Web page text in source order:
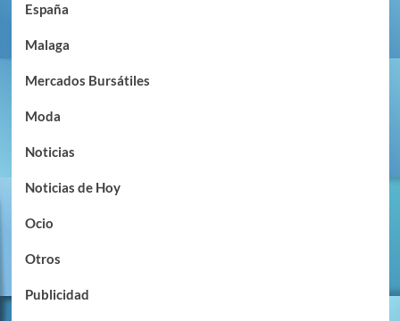
España
Malaga
Mercados Bursátiles
Moda
Noticias
Noticias de Hoy
Ocio
Otros
Publicidad